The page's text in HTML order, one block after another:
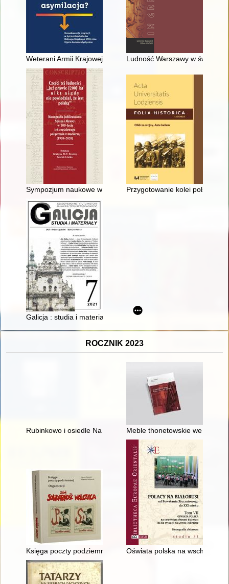
Weterani Armii Krajowej z Gór Świętokrzyskich na
Ludność Warszawy w świetle
Sympozjum naukowe w Jabłonce 16-17 lipca 2020
Przygotowanie kolei polskich
Galicja : studia i materiały. T. 7 (2021)
ROCZNIK 2023
Rubinkowo i osiedle Na Skarpie - recenzja]Meble thonetowskie we
Księga poczty podziemnej organizacji Solidarność Walcząca
Oświata polska na wschodniej